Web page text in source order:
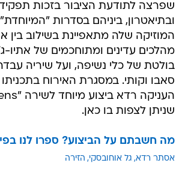
שפרצה לתודעת הציבור בזכות
ובתיאטרון, ביניהם בסדרות "המיוחדת",
המוזיקה שלה מתאפיינת בשילוב בין
מהלכים עדינים ומתוחכמים של אתיו-
בולטת של כלי נשיפה, ועל שיריה
סאבו וקותי. במסגרת האירוח
שניתן לצפות בו כאן.
מה חשבתם על הביצוע? ספרו לנו
אסתר רדא גל אוחובסקי הזירה